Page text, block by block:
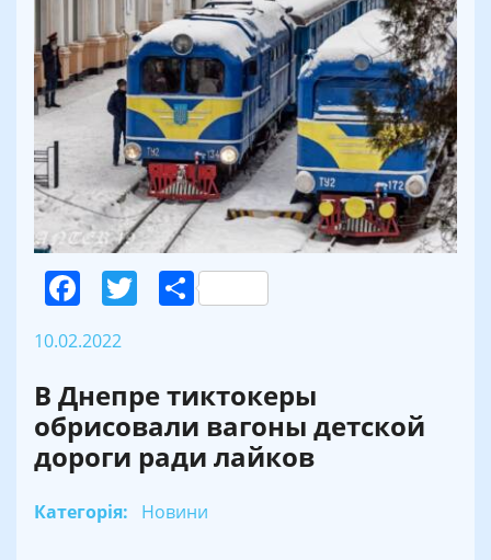
Facebook
Twitter
Поділитися
10.02.2022
В Днепре тиктокеры
обрисовали вагоны детской
дороги ради лайков
Категорія: Новини